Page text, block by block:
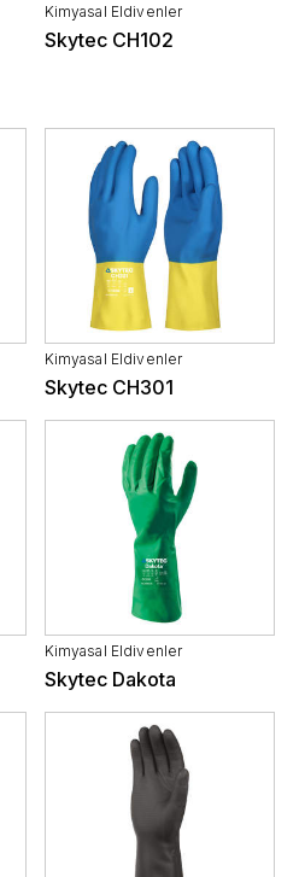
Kimyasal Eldivenler
Skytec CH102
Kimyasal Eldivenler
Skytec CH301
Kimyasal Eldivenler
Skytec Dakota